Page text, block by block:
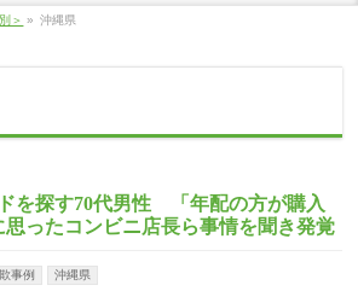
＞ » 沖縄県
を探す70代男性 「年配の方が購入
ったコンビニ店長ら事情を聞き発覚
事例 沖縄県